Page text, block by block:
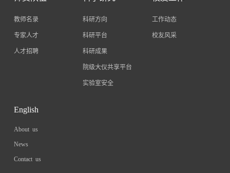
教师名录
专家人才
人才招聘
科研方向
科研平台
科研成果
院级大仪共享平台
实验室安全
工作动态
校友风采
English
About us
News
Contact us